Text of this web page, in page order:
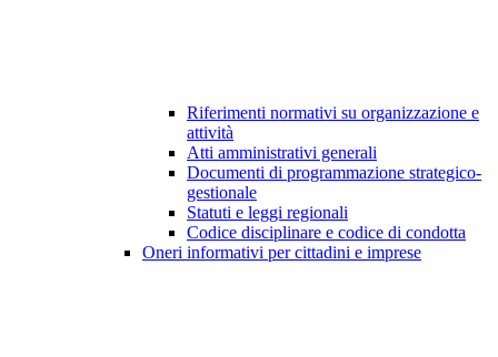
Riferimenti normativi su organizzazione e
attività
Atti amministrativi generali
Documenti di programmazione strategico-
gestionale
Statuti e leggi regionali
Codice disciplinare e codice di condotta
Oneri informativi per cittadini e imprese